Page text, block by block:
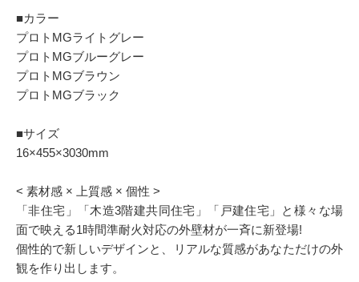
■カラー
プロトMGライトグレー
プロトMGブルーグレー
プロトMGブラウン
プロトMGブラック
■サイズ
16×455×3030mm
< 素材感 × 上質感 × 個性 >
「非住宅」「木造3階建共同住宅」「戸建住宅」と様々な場
面で映える1時間準耐火対応の外壁材が一斉に新登場!
個性的で新しいデザインと、リアルな質感があなただけの外
観を作り出します。